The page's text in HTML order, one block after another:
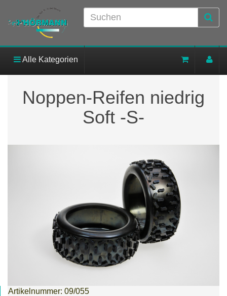
Alle Kategorien
Noppen-Reifen niedrig
Soft -S-
Artikelnummer: 09/055